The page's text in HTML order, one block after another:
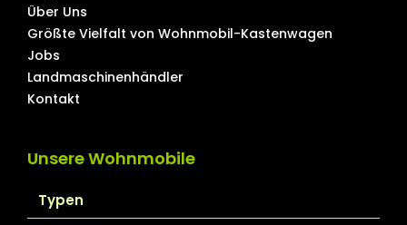
Über Uns
Größte Vielfalt von Wohnmobil-Kastenwagen
Jobs
Landmaschinenhändler
Kontakt
Unsere Wohnmobile
Typen